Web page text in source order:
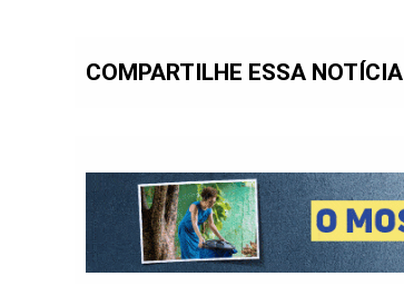
COMPARTILHE ESSA NOTÍCIA